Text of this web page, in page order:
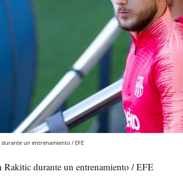
un entrenamiento / EFE
Rakitic durante un entrenamiento / EFE